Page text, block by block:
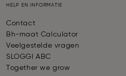
HELP EN INFORMATIE
Contact
Bh-maat Calculator
Veelgestelde vragen
SLOGGI ABC
Together we grow